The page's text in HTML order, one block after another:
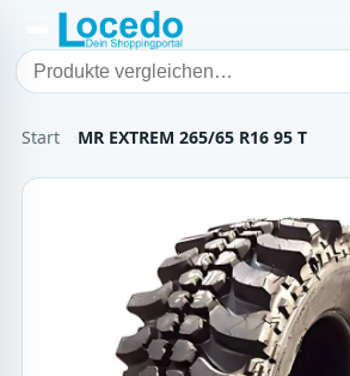
Start MR EXTREM 265/65 R16 95 T